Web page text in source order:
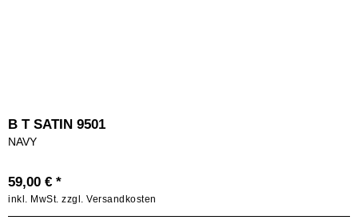
B T SATIN 9501
NAVY
59,00 € *
inkl. MwSt. zzgl. Versandkosten